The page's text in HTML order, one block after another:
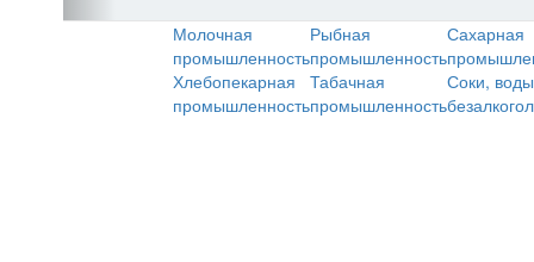
Молочная
промышленность
Рыбная
промышленность
Сахарная
Хлебопекарная
промышленность
Табачная
промышленность
Соки,